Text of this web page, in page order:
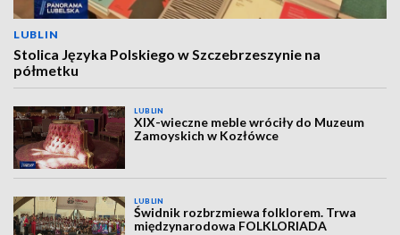
LUBLIN
Stolica Języka Polskiego w Szczebrzeszynie na
półmetku
LUBLIN
XIX-wieczne meble wróciły do Muzeum
Zamoyskich w Kozłówce
LUBLIN
Świdnik rozbrzmiewa folklorem. Trwa
międzynarodowa FOLKLORIADA